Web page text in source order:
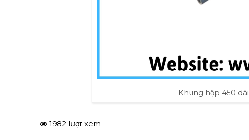
Khung hộp 450
1982 lượt xem